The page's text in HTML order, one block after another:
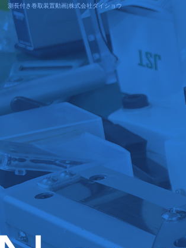
測長付き巻取装置動画|株式会社ダイショウ